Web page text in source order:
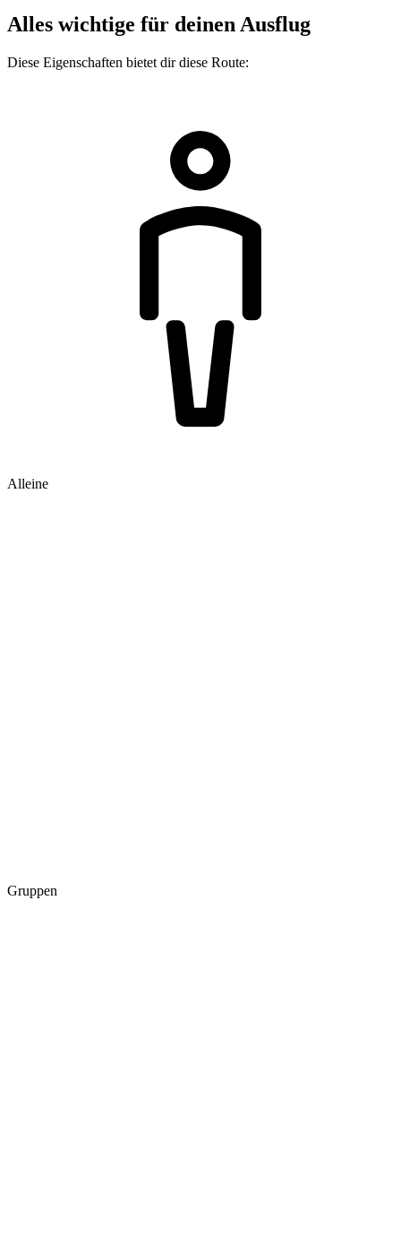
Alles wichtige für deinen Ausflug
Diese Eigenschaften bietet dir diese Route:
Alleine
Gruppen